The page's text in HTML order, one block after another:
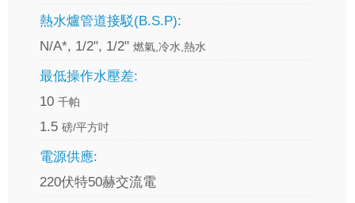
熱水爐管道接駁(B.S.P):
N/A*, 1/2", 1/2" 燃氣,冷水,熱水
最低操作水壓差:
10 千帕
1.5 磅/平方吋
電源供應:
220伏特50赫交流電